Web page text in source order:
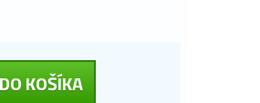
KOŠÍKA